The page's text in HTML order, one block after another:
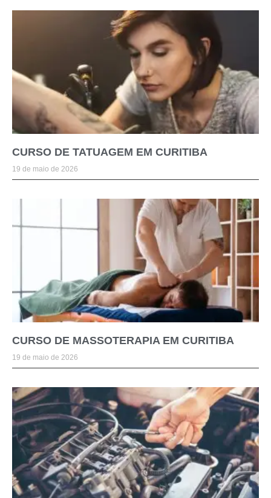
CURSO DE TATUAGEM EM CURITIBA
19 de maio de 2026
CURSO DE MASSOTERAPIA EM CURITIBA
19 de maio de 2026